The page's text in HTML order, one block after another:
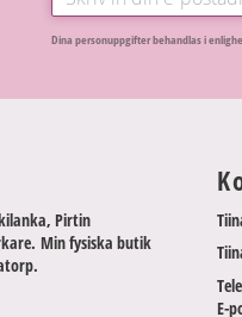
Dina personuppgifter behandlas i
Pirtin
Min fysiska butik
E-